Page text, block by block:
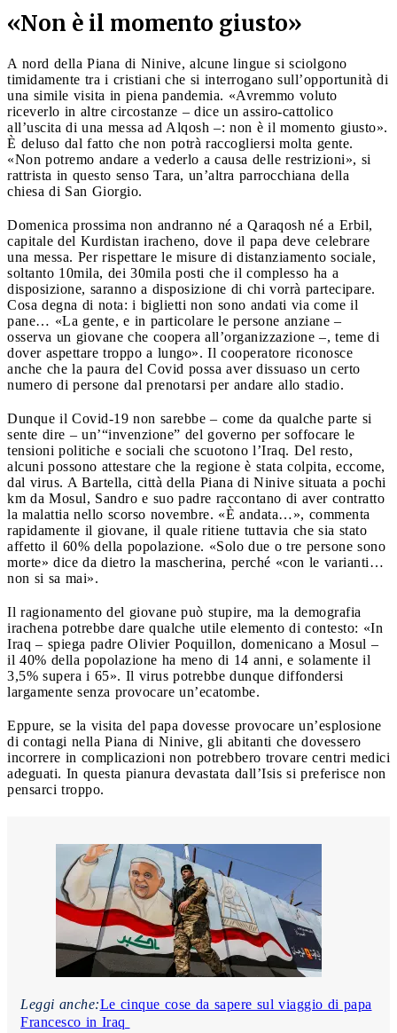
«Non è il momento giusto»
A nord della Piana di Ninive, alcune lingue si sciolgono
timidamente tra i cristiani che si interrogano sull’opportunità di
una simile visita in piena pandemia. «Avremmo voluto
riceverlo in altre circostanze – dice un assiro-cattolico
all’uscita di una messa ad Alqosh –: non è il momento giusto».
È deluso dal fatto che non potrà raccogliersi molta gente.
«Non potremo andare a vederlo a causa delle restrizioni», si
rattrista in questo senso Tara, un’altra parrocchiana della
chiesa di San Giorgio.
Domenica prossima non andranno né a Qaraqosh né a Erbil,
capitale del Kurdistan iracheno, dove il papa deve celebrare
una messa. Per rispettare le misure di distanziamento sociale,
soltanto 10mila, dei 30mila posti che il complesso ha a
disposizione, saranno a disposizione di chi vorrà partecipare.
Cosa degna di nota: i biglietti non sono andati via come il
pane… «La gente, e in particolare le persone anziane –
osserva un giovane che coopera all’organizzazione –, teme di
dover aspettare troppo a lungo». Il cooperatore riconosce
anche che la paura del Covid possa aver dissuaso un certo
numero di persone dal prenotarsi per andare allo stadio.
Dunque il Covid-19 non sarebbe – come da qualche parte si
sente dire – un’“invenzione” del governo per soffocare le
tensioni politiche e sociali che scuotono l’Iraq. Del resto,
alcuni possono attestare che la regione è stata colpita, eccome,
dal virus. A Bartella, città della Piana di Ninive situata a pochi
km da Mosul, Sandro e suo padre raccontano di aver contratto
la malattia nello scorso novembre. «È andata…», commenta
rapidamente il giovane, il quale ritiene tuttavia che sia stato
affetto il 60% della popolazione. «Solo due o tre persone sono
morte» dice da dietro la mascherina, perché «con le varianti…
non si sa mai».
Il ragionamento del giovane può stupire, ma la demografia
irachena potrebbe dare qualche utile elemento di contesto: «In
Iraq – spiega padre Olivier Poquillon, domenicano a Mosul –
il 40% della popolazione ha meno di 14 anni, e solamente il
3,5% supera i 65». Il virus potrebbe dunque diffondersi
largamente senza provocare un’ecatombe.
Eppure, se la visita del papa dovesse provocare un’esplosione
di contagi nella Piana di Ninive, gli abitanti che dovessero
incorrere in complicazioni non potrebbero trovare centri medici
adeguati. In questa pianura devastata dall’Isis si preferisce non
pensarci troppo.
Leggi anche:Le cinque cose da sapere sul viaggio di papa
Francesco in Iraq